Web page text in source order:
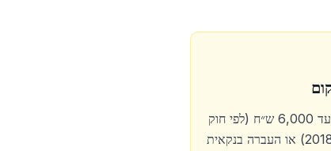
תשלום מזומן עד 6,000 ש״ח (לפי חוק
צמצום מזומן 2018) או העברה בנקאית